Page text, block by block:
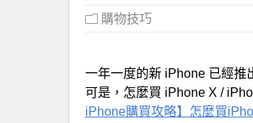
購物技巧
一年一度的新 iPhone 已經推
可是，怎麼買 iPhone X /
iPhone購買攻略】怎麼買